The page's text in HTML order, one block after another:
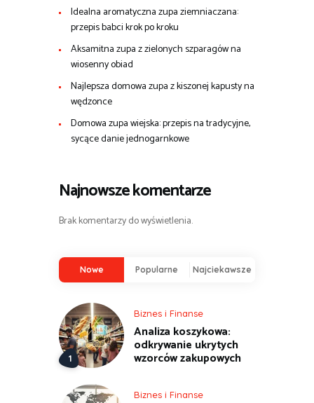
Idealna aromatyczna zupa ziemniaczana:
przepis babci krok po kroku
Aksamitna zupa z zielonych szparagów na
wiosenny obiad
Najlepsza domowa zupa z kiszonej kapusty na
wędzonce
Domowa zupa wiejska: przepis na tradycyjne,
sycące danie jednogarnkowe
Najnowsze komentarze
Brak komentarzy do wyświetlenia.
Nowe Popularne Najciekawsze
Biznes i Finanse
Analiza koszykowa:
odkrywanie ukrytych
wzorców zakupowych
Biznes i Finanse